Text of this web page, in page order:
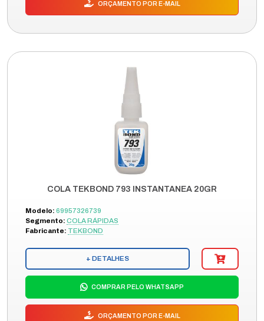
ORÇAMENTO POR E-MAIL
COLA TEKBOND 793 INSTANTANEA 20GR
Modelo: 69957326739
Segmento: COLA RÁPIDAS
Fabricante: TEKBOND
+ DETALHES
COMPRAR PELO WHATSAPP
ORÇAMENTO POR E-MAIL